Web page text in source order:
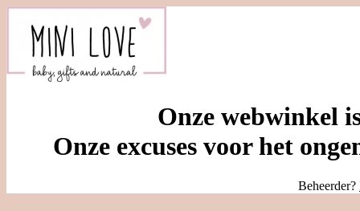
Onze webwinkel
Onze excuses voor het
Beheerder?